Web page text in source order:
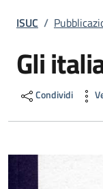
Briciole di pane
ISUC /
Gli
Condividi